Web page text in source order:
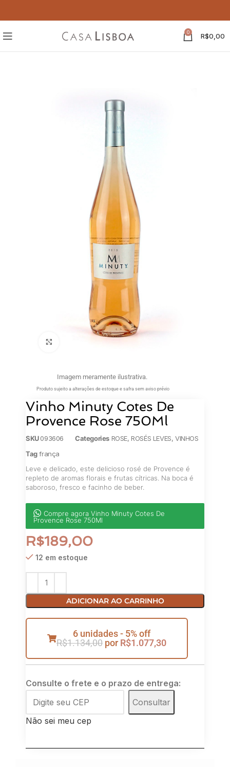
0 R$0,00
Imagem meramente ilustrativa.
Produto sujeito a alterações de estoque e safra sem aviso prévio
Vinho Minuty Cotes De
Provence Rose 750Ml
SKU093606 Categories ROSE, ROSÉS LEVES,VINHOS
Tag frança
Leve e delicado, este delicioso rosé de Provence é
repleto de aromas florais e frutas cítricas. Na boca é
saboroso, fresco e facinho de beber.
Compre agora Vinho Minuty Cotes De
Provence Rose 750Ml
R$189,00
12 em estoque
ADICIONAR AO CARRINHO
6 unidades - 5% off
R$1.134,00 por R$1.077,30
Consulte o frete e o prazo de entrega:
Consultar
Não sei meu cep